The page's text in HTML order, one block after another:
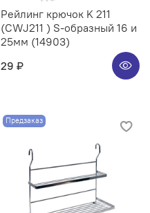
Рейлинг крючок K 211
(CWJ211 ) S-образный 16 и
25мм (14903)
29 ₽
Предзаказ